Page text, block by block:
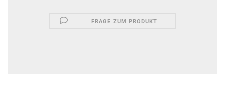
FRAGE ZUM PRODUKT